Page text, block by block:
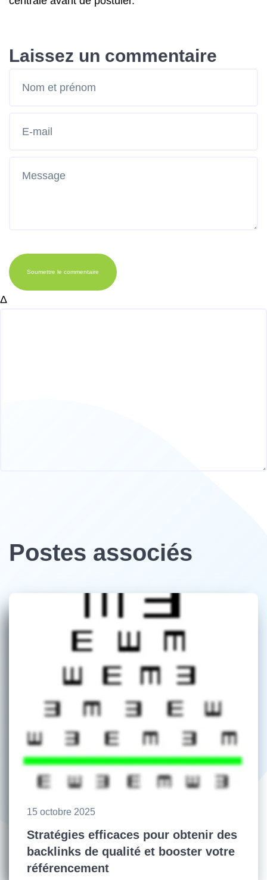
Laissez un commentaire
Soumettre le commentaire
Δ
Postes associés
15 octobre 2025
Stratégies efficaces pour obtenir des
backlinks de qualité et booster votre
référencement